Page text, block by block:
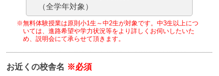
（全学年対象）
※無料体験授業は原則小1生～中2生が対象です。中3生以上につ
いては、進路希望や学力状況等をより詳しくお伺いしたいた
め、説明会にて承らせて頂きます。
お近くの校舎名 ※必須